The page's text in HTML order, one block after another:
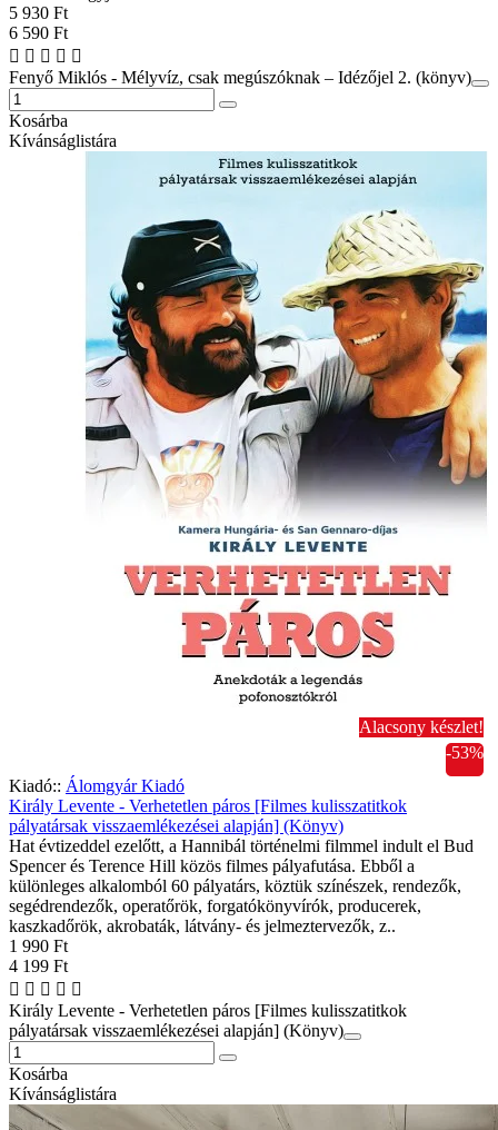
5 930 Ft
6 590 Ft
Fenyő Miklós - Mélyvíz, csak megúszóknak – Idézőjel 2. (könyv)
Kosárba
Kívánságlistára
Alacsony készlet!
-53%
Kiadó:: Álomgyár Kiadó
Király Levente - Verhetetlen páros [Filmes kulisszatitkok
pályatársak visszaemlékezései alapján] (Könyv)
Hat évtizeddel ezelőtt, a Hannibál történelmi filmmel indult el Bud
Spencer és Terence Hill közös filmes pályafutása. Ebből a
különleges alkalomból 60 pályatárs, köztük színészek, rendezők,
segédrendezők, operatőrök, forgatókönyvírók, producerek,
kaszkadőrök, akrobaták, látvány- és jelmeztervezők, z..
1 990 Ft
4 199 Ft
Király Levente - Verhetetlen páros [Filmes kulisszatitkok
pályatársak visszaemlékezései alapján] (Könyv)
Kosárba
Kívánságlistára